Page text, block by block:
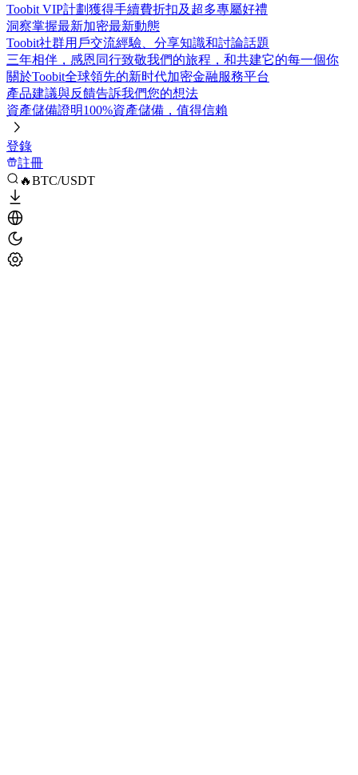
Toobit VIP計劃獲得手續費折扣及超多專屬好禮
洞察掌握最新加密最新動態
Toobit社群用戶交流經驗、分享知識和討論話題
三年相伴，感恩同行致敬我們的旅程，和共建它的每一個你
關於Toobit全球領先的新时代加密金融服務平台
產品建議與反饋告訴我們您的想法
資產儲備證明100%資產儲備，值得信賴
登錄
註冊
🔥BTC/USDT